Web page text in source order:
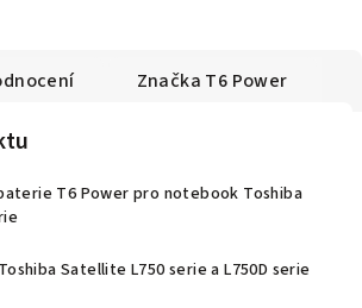
Značka T6 Power
T6 Power pro notebook Toshiba
Satellite L750 serie a L750D serie